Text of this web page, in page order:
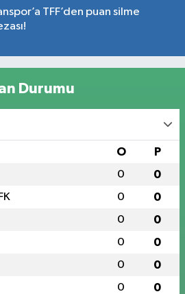
TFF’den puan silme
Durumu
O P
0 0
0 0
0 0
0 0
0 0
0 0